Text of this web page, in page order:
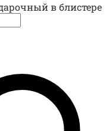
в блистере